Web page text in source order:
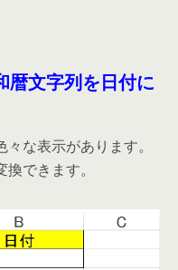
暦文字列を日付に
な表示があります。
できます。